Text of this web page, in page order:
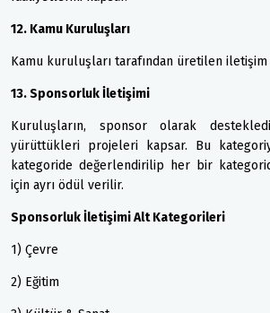
12. Kamu Kuruluşları
Kamu kuruluşları tarafından üretilen
13. Sponsorluk İletişimi
Kuruluşların, sponsor olarak
yürüttükleri projeleri kapsar. Bu
kategoride değerlendirilip her bir
için ayrı ödül verilir.
Sponsorluk İletişimi Alt Kategorileri
1) Çevre
2) Eğitim